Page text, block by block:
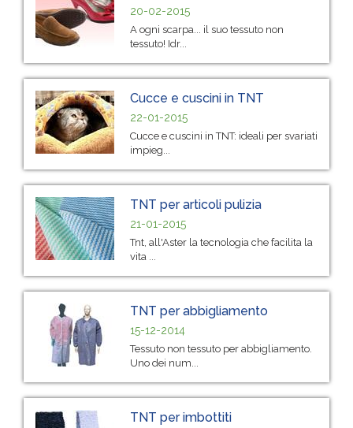
20-02-2015
A ogni scarpa... il suo tessuto non
tessuto! Idr...
Cucce e cuscini in TNT
22-01-2015
Cucce e cuscini in TNT: ideali per svariati
impieg...
TNT per articoli pulizia
21-01-2015
Tnt, all'Aster la tecnologia che facilita la
vita ...
TNT per abbigliamento
15-12-2014
Tessuto non tessuto per abbigliamento.
Uno dei num...
TNT per imbottiti